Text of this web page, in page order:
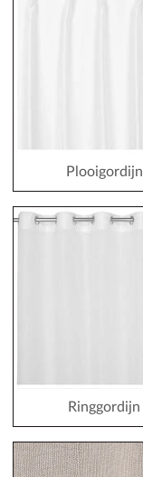
Plooigordijn
Ringgordijn